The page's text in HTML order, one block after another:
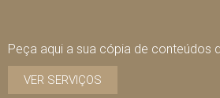
Peça aqui a sua cópia de conteúdos
VER SERVIÇOS